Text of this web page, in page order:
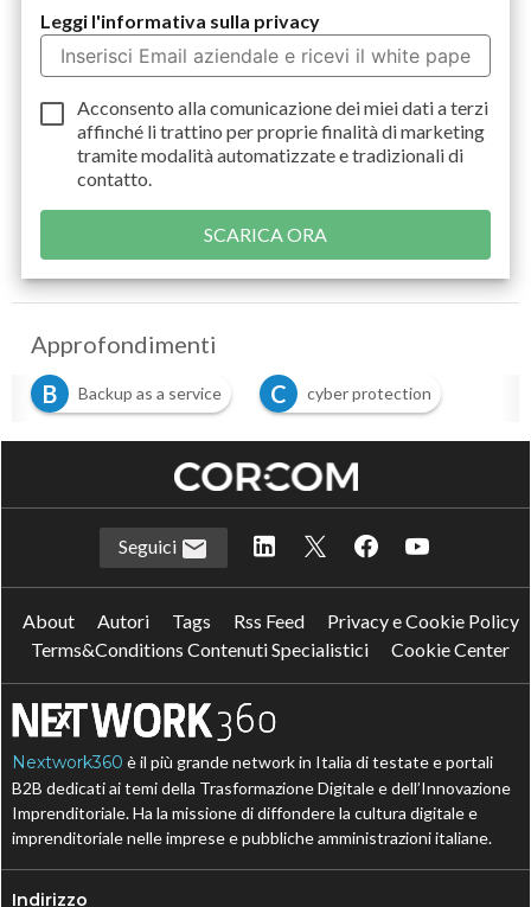
Leggi l'informativa sulla privacy
Acconsento alla comunicazione dei miei dati aterzi
affinché li trattino per proprie finalità di marketing
tramite modalità automatizzate e tradizionali di
contatto.
Approfondimenti
B
Backup as a service C cyber protection
Seguici
About Autori Tags Rss Feed
Privacy e Cookie Policy
Terms&Conditions Contenuti Specialistici
Cookie Center
Nextwork360 è il più grande network in Italia di testate e portali
B2B dedicati ai temi della Trasformazione Digitale e dell’Innovazione
Imprenditoriale. Ha la missione di diffondere la cultura digitale e
imprenditoriale nelle imprese e pubbliche amministrazioni italiane.
Indirizzo